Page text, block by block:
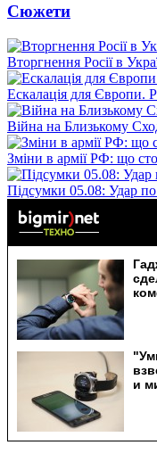
Сюжети
Вторгнення Росії в
Ескалація для Європи.
Війна на Близькому
Зміни в армії РФ: що
Підсумки 05.08: Удар по